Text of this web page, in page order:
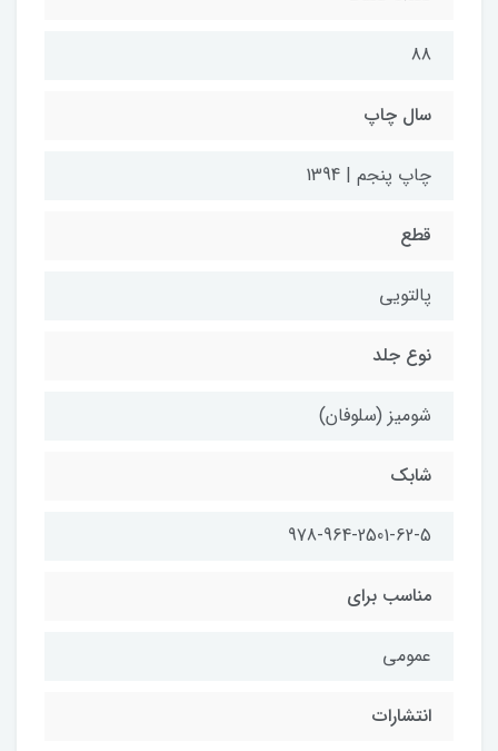
88
سال چاپ
چاپ پنجم | 1394
قطع
پالتویی
نوع جلد
شومیز (سلوفان)
شابک
978-964-2501-62-5
مناسب برای
عمومی
انتشارات